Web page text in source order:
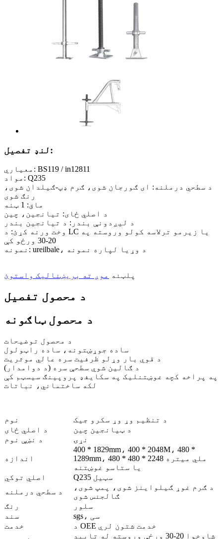
لنډ تفصیل:
معیاري: BS119 / in12811
مواد: Q235
د سطحي درملنه: ای ګورجان شوی، ګرم ډپ-ګیلدان شوی،
رنګ شوی
ماق: 1 ټنه
د اصلي ځای: تیانجین، چین
د لیږدونې بندر: د تیانجین بندر
وخت ورنه کړئ: د LC یا زیرمو ترلاسه کولو وروسته په
20-30 ورځو کې
نمونه: ureilbale، د وړیا لپاره نمونه
پلټنه موږ ته بریښنالیک واستوئ
د محصول تفصیل
د محصول ټاګونه
د محصول توضیحات
ساده جوړښتونه، ساده راټولول
د قوي بار وړلو ظرفیت سره عالي موثریت
د ګالین شوي سطحې سره (د دوامدار)
په پراخه کچه غوښتنلیک په سکایفډ پروپینګ سیسټم کې
لکه ساختماني، نباتات
نوم
د تنظیم وړ وړ سکرو جیک
د اصلي ځای
د ټیانجین چین
د نښې نوم
نړۍ
اندازه
400 * 1829mm، 400 * 2048M، 480 *
1289mm، 480 * 480 * 2248 ملي میتره
یا ستاسو غوښتنه
اصلي توکي
Q235 سټیل
د سطحي درملنه
د ګرم غوړ ګیلواینز شوی، پمپ شوی،
ګالجنس شوی
رنګ
سلور
سند
sgs، سی
خدمت
د OEE خدمت شتون لري
شاوخوا 20-30 ورځې وروسته له تایید